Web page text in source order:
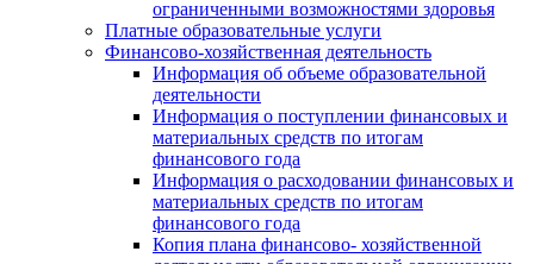
ограниченными возможностями здоровья
Платные образовательные услуги
Финансово-хозяйственная деятельность
Информация об объеме образовательной
деятельности
Информация о поступлении финансовых и
материальных средств по итогам
финансового года
Информация о расходовании финансовых и
материальных средств по итогам
финансового года
Копия плана финансово- хозяйственной